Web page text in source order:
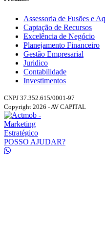
Assessoria de Fusões e
Captação de Recursos
Excelência de Negócio
Planejamento Financeiro
Gestão Empresarial
Juridico
Contabilidade
Investimentos
CNPJ 37.352.615/0001-97
Copyright 2026 - AV CAPITAL
POSSO AJUDAR?